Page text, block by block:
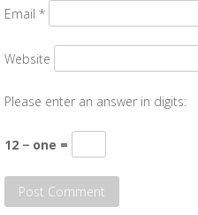
Email *
Website
Please enter an answer in digits:
12 − one =